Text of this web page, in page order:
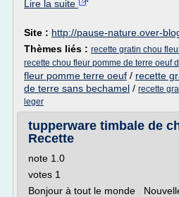
Lire la suite
Site : http://pause-nature.over-
Thèmes liés : recette gratin chou
recette chou fleur pomme de terre oeuf
fleur pomme terre oeuf / recette
de terre sans bechamel / recette
leger
tupperware timbale de
Recette
note 1.0
votes 1
Bonjour à tout le monde